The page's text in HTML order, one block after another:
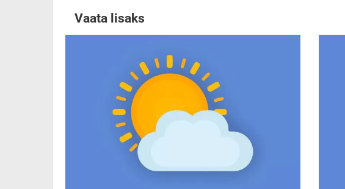
Vaata lisaks